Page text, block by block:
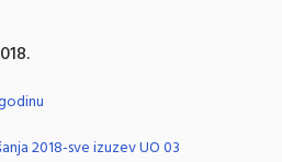
2018-sve izuzev UO 03